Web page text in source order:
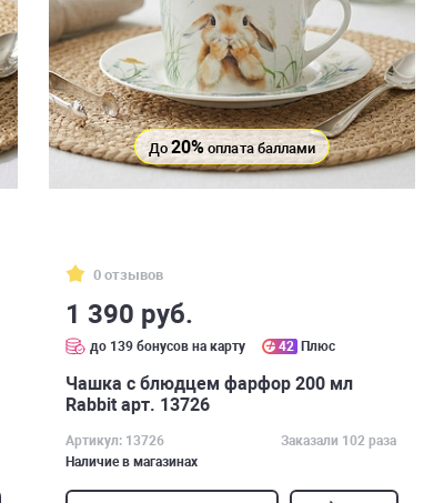
До20% оплата баллами
0 отзывов
1 390 руб.
до 139 бонусов на карту 42 Плюс
Чашка с блюдцем фарфор 200 мл
Rabbit арт. 13726
Артикул: 13726
Заказали 102 раза
Наличие в магазинах